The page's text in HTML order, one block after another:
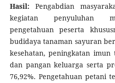
Hasil:Pengabdian
kegiatan penyuluhan
pengetahuan peserta
budidaya tanaman sayuran
kesehatan, peningkatan
dan pangan keluarga serta
76,92%. Pengetahuan petani